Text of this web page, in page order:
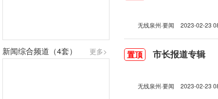
更多>
新闻综合频道（4套）
无线泉州·要闻 2023-02-23
置顶 市长报道专辑
无线泉州·要闻 2023-02-23